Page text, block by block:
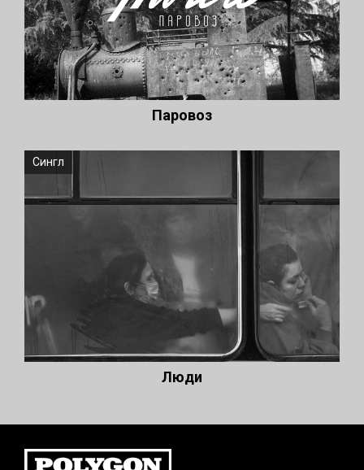
Паровоз
Сингл
Люди